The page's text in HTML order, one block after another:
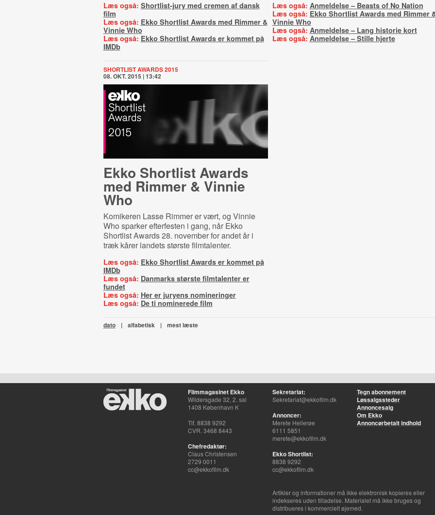
Læs også: Shortlist-jury med cremen af dansk
film
Læs også: Ekko Shortlist Awards med Rimmer &
Vinnie Who
Læs også: Ekko Shortlist Awards er kommet på
IMDb
Læs også: Anmeldelse – Beasts of No Nation
Læs også: Ekko Shortlist Awards med Rimmer
Vinnie Who
Læs også: Anmeldelse – Lang historie kort
Læs også: Anmeldelse – Stille hjerte
SHORTLIST AWARDS 2015
08. OKT. 2015 | 13:42
Ekko Shortlist Awards
med Rimmer & Vinnie
Who
Komikeren Lasse Rimmer er vært, og Vinnie
Who sparker efterfesten i gang, når Ekko
Shortlist Awards 28. november for andet år i
træk kårer landets største filmtalenter.
Læs også: Ekko Shortlist Awards er kommet på
IMDb
Læs også: Danmarks største filmtalenter er
fundet
Læs også: Her er juryens nomineringer
Læs også: De ti nominerede film
dato | alfabetisk | mest læste
Filmmagasinet Ekko
Wildersgade 32, 2. sal
1408 København K
Tlf. 8838 9292
CVR. 3468 8443
Chefredaktør:
Claus Christensen
2729 0011
cc@ekkofilm.dk
Sekretariat:
Sekretariat@ekkofilm.dk
Annoncer:
Merete Hellerøe
6111 5851
merete@ekkofilm.dk
Ekko Shortlist:
8838 9292
cc@ekkofilm.dk
Tegn abonnement
Løssalgssteder
Annoncesalg
Om Ekko
Annoncørbetalt indhold
Artikler og informationer må ikke elektronisk kopieres eller
indekseres uden tilladelse. Materialet må ikke bruges og
distribueres i kommercielt øjemed.